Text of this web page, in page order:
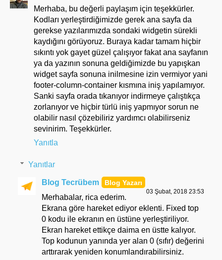
Merhaba, bu değerli paylaşım için teşekkürler.
Kodları yerleştirdiğimizde gerek ana sayfa da
gerekse yazılarımızda sondaki widgetin sürekli
kaydığını görüyoruz. Buraya kadar tamam hiçbir
sıkıntı yok gayet güzel çalışıyor fakat ana sayfanın
ya da yazının sonuna geldiğimizde bu yapışkan
widget sayfa sonuna inilmesine izin vermiyor yani
footer-column-container kısmına iniş yapılamıyor.
Sanki sayfa orada tıkanıyor indirmeye çalıştıkça
zorlanıyor ve hiçbir türlü iniş yapmıyor sorun ne
olabilir nasıl çözebiliriz yardımcı olabilirseniz
sevinirim. Teşekkürler.
Yanıtla
Yanıtlar
Blog Tecrübem
03 Şubat, 2018 23:53
Merhabalar, rica ederim.
Ekrana göre hareket ediyor eklenti. Fixed top
0 kodu ile ekranın en üstüne yerleştiriliyor.
Ekran hareket ettikçe daima en üstte kalıyor.
Top kodunun yanında yer alan 0 (sıfır) değerini
arttırarak yeniden konumlandırabilirsiniz.